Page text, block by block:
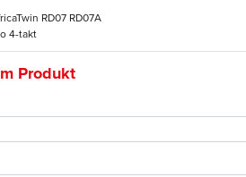
RD07 RD07A
4-takt
Produkt